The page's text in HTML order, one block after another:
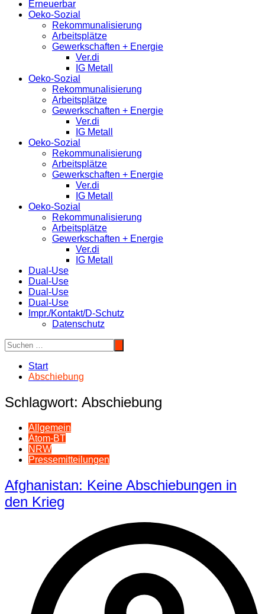
Erneuerbar
Oeko-Sozial
Rekommunalisierung
Arbeitsplätze
Gewerkschaften + Energie
Ver.di
IG Metall
Oeko-Sozial
Rekommunalisierung
Arbeitsplätze
Gewerkschaften + Energie
Ver.di
IG Metall
Oeko-Sozial
Rekommunalisierung
Arbeitsplätze
Gewerkschaften + Energie
Ver.di
IG Metall
Oeko-Sozial
Rekommunalisierung
Arbeitsplätze
Gewerkschaften + Energie
Ver.di
IG Metall
Dual-Use
Dual-Use
Dual-Use
Dual-Use
Impr./Kontakt/D-Schutz
Datenschutz
Start
Abschiebung
Schlagwort: Abschiebung
Allgemein
Atom-BT
NRW
Pressemitteilungen
Afghanistan: Keine Abschiebungen in
den Krieg